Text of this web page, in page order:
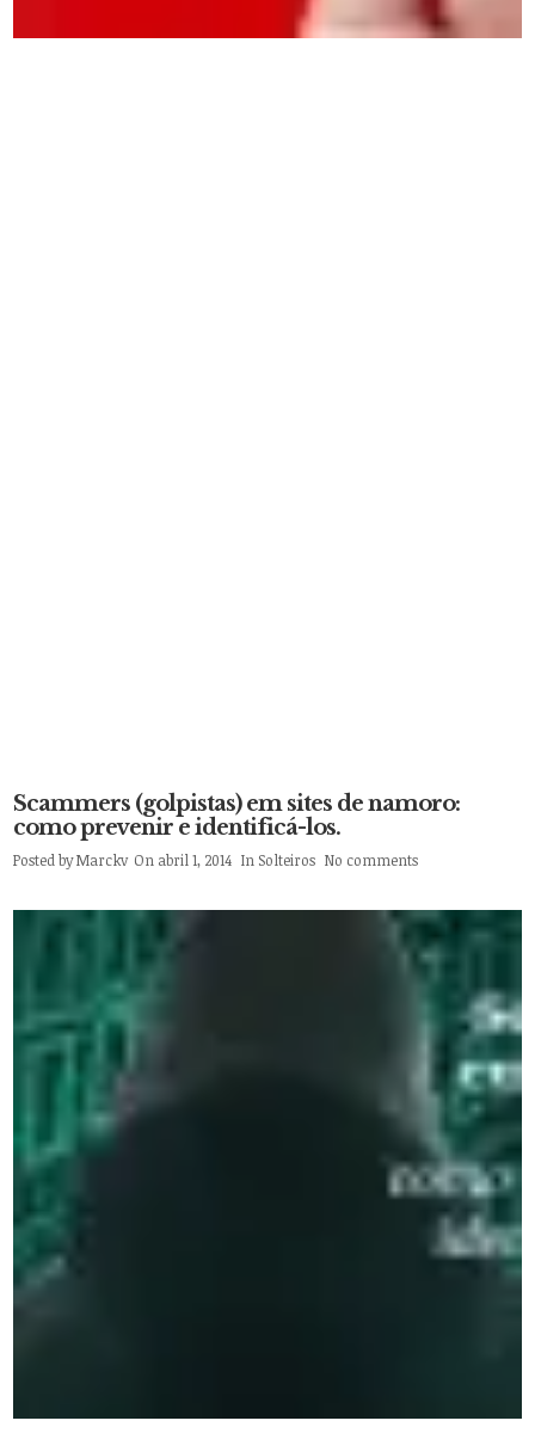
Scammers (golpistas) em sites de namoro:
como prevenir e identificá-los.
Posted byMarckv On abril 1, 2014 In Solteiros No comments